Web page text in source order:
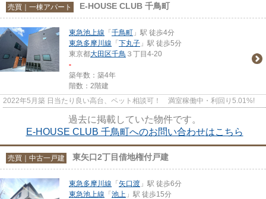
売買｜一棟アパート E-HOUSE CLUB 千鳥町
東急池上線 「 千鳥町 」駅 徒歩4分
東急多摩川線 「 下丸子 」駅 徒歩5分
東京都大田区千鳥 ３丁目4-20
-
築年数：築4年
階数：2階建
2022年5月築 日当たり良い高台、ペット相談可！ 満室稼働中・利回り5.01%!
過去に掲載していた物件です。
E-HOUSE CLUB 千鳥町へのお問い合わせはこちら
売買｜中古一戸建 東矢口2丁目借地権付戸建
東急多摩川線 「 矢口渡 」駅 徒歩6分
東急池上線 「 池上 」駅 徒歩15分